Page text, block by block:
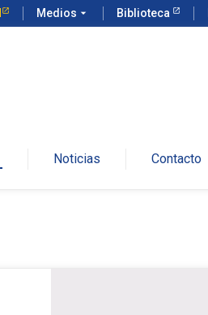
Medios arrow_drop_down Biblioteca
Noticias Contacto